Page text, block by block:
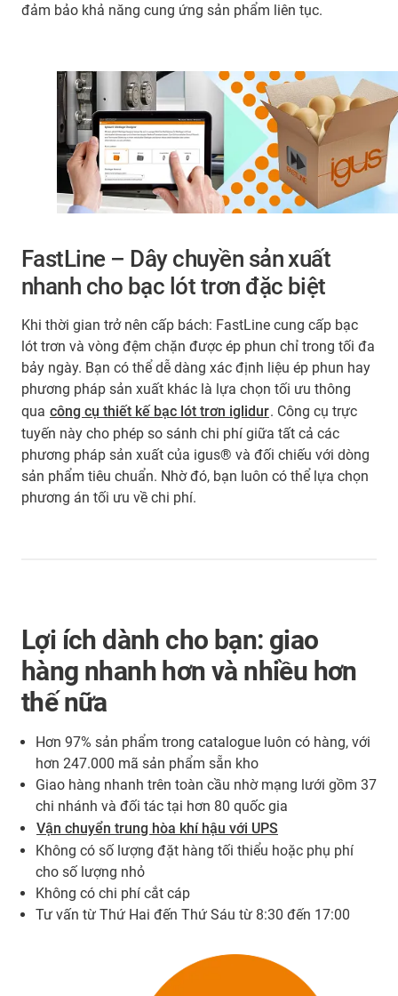
đảm bảo khả năng cung ứng sản phẩm liên tục.
FastLine – Dây chuyền sản xuất
nhanh cho bạc lót trơn đặc biệt
Khi thời gian trở nên cấp bách: FastLine cung cấp bạc
lót trơn và vòng đệm chặn được ép phun chỉ trong tối đa
bảy ngày. Bạn có thể dễ dàng xác định liệu ép phun hay
phương pháp sản xuất khác là lựa chọn tối ưu thông
qua công cụ thiết kế bạc lót trơn iglidur. Công cụ trực
tuyến này cho phép so sánh chi phí giữa tất cả các
phương pháp sản xuất của igus® và đối chiếu với dòng
sản phẩm tiêu chuẩn. Nhờ đó, bạn luôn có thể lựa chọn
phương án tối ưu về chi phí.
Lợi ích dành cho bạn: giao
hàng nhanh hơn và nhiều hơn
thế nữa
Hơn 97% sản phẩm trong catalogue luôn có hàng, với
hơn 247.000 mã sản phẩm sẵn kho
Giao hàng nhanh trên toàn cầu nhờ mạng lưới gồm 37
chi nhánh và đối tác tại hơn 80 quốc gia
Vận chuyển trung hòa khí hậu với UPS
Không có số lượng đặt hàng tối thiểu hoặc phụ phí
cho số lượng nhỏ
Không có chi phí cắt cáp
Tư vấn từ Thứ Hai đến Thứ Sáu từ 8:30 đến 17:00